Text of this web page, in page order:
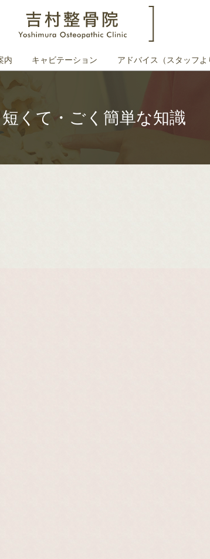
内 キャビテーション アドバイス（スタッフよ
くて・ごく簡単な知識